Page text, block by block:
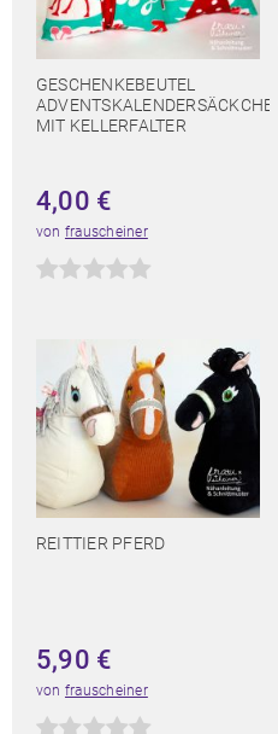
GESCHENKEBEUTEL
ADVENTSKALENDERSÄCKCHEN
MIT KELLERFALTER
4,00 €
von frauscheiner
REITTIER PFERD
5,90 €
von frauscheiner